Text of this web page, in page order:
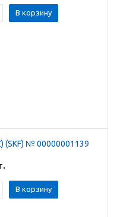
В корзину
(SKF) № 00000001139
В корзину